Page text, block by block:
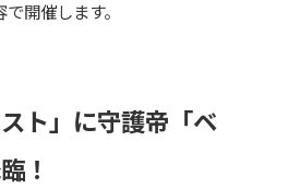
開催します。
スト」に守護帝「ベ
！